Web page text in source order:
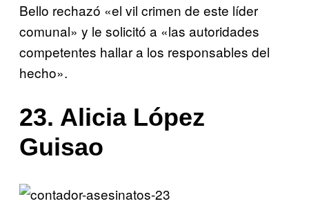
Bello rechazó «el vil crimen de este líder
comunal» y le solicitó a «las autoridades
competentes hallar a los responsables del
hecho».
23. Alicia López
Guisao